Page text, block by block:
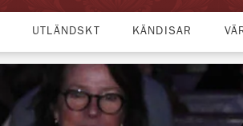
UTLÄNDSKT KÄNDISAR